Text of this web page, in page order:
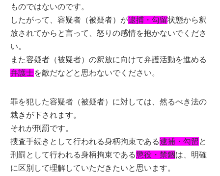
ものではないのです。
したがって、容疑者（被疑者）が逮捕・勾留状態から釈
放されてからと言って、怒りの感情を抱かないでくださ
い。
また容疑者（被疑者）の釈放に向けて弁護活動を進める
弁護士を敵だなどと思わないでください。
罪を犯した容疑者（被疑者）に対しては、然るべき法の
裁きが下されます。
それが刑罰です。
捜査手続きとして行われる身柄拘束である逮捕・勾留 と
刑罰として行われる身柄拘束である懲役・禁錮は、明確
に区別して理解していただきたいと思います。